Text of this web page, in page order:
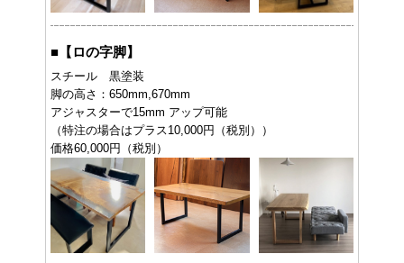
■ 【ロの字脚】
スチール 黒塗装
脚の高さ：650mm,670mm
アジャスターで15mm アップ可能
（特注の場合はプラス10,000円（税別））
価格60,000円（税別）